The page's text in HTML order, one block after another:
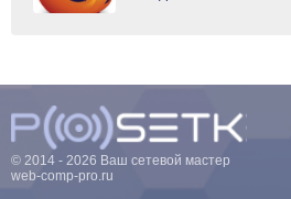
© 2014 - 2026 Ваш сетевой мастер
web-comp-pro.ru